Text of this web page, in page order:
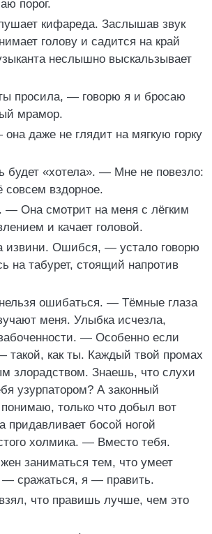
порог.
кифареда. Заслышав звук
голову и садится на край
неслышно выскальзывает
просила, — говорю я и бросаю
мрамор.
даже не глядит на мягкую горку
будет «хотела». — Мне не повезло:
совсем вздорное.
Она смотрит на меня с лёгким
и качает головой.
извини. Ошибся, — устало говорю
на табурет, стоящий напротив
ошибаться. — Тёмные глаза
меня. Улыбка исчезла,
— Особенно если
такой, как ты. Каждый твой промах
злорадством. Знаешь, что слухи
узурпатором? А законный
понимаю, только что добыл вот
придавливает босой ногой
холмика. — Вместо тебя.
заниматься тем, что умеет
сражаться, я — править.
что правишь лучше, чем это